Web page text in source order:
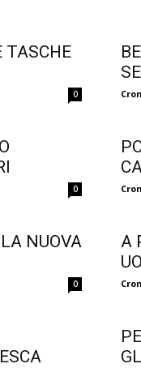
TASCHE
0
0
NUOVA
0
A